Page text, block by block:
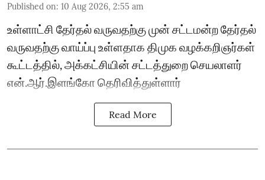
Published on: 10 Aug 2026, 2:55 am
உள்ளாட்சி தேர்தல் வருவதற்கு முன் சட்டமன்ற தேர்தல்
வருவதற்கு வாய்ப்பு உள்ளதாக திமுக வழக்கறிஞர்கள்
கூட்டத்தில், அக்கட்சியின் சட்டத்துறை செயலாளர்
என்.ஆர்.இளங்கோ தெரிவித்துள்ளார்
Read More